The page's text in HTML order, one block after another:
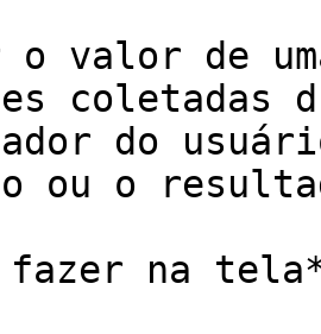
o valor de
coletadas
do
ou o
fazer na